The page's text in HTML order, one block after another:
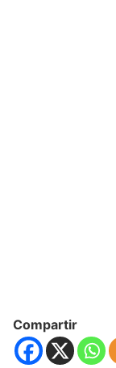
Compartir